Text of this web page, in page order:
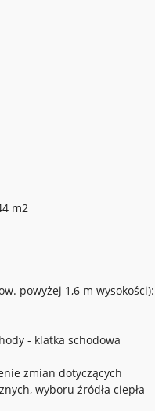
m2
powyżej 1,6 m wysokości):
- klatka schodowa
zmian dotyczących
wyboru źródła ciepła